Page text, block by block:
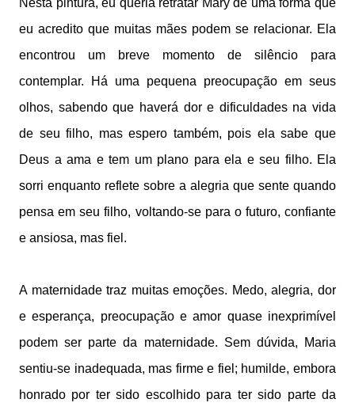
Nesta pintura, eu queria retratar Mary de uma forma que
eu acredito que muitas mães podem se relacionar. Ela
encontrou um breve momento de silêncio para
contemplar. Há uma pequena preocupação em seus
olhos, sabendo que haverá dor e dificuldades na vida
de seu filho, mas espero também, pois ela sabe que
Deus a ama e tem um plano para ela e seu filho. Ela
sorri enquanto reflete sobre a alegria que sente quando
pensa em seu filho, voltando-se para o futuro, confiante
e ansiosa, mas fiel.
A maternidade traz muitas emoções. Medo, alegria, dor
e esperança, preocupação e amor quase inexprimível
podem ser parte da maternidade. Sem dúvida, Maria
sentiu-se inadequada, mas firme e fiel; humilde, embora
honrado por ter sido escolhido para ter sido parte da